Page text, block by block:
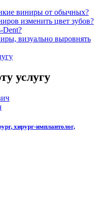
виниры от обычных?
изменить цвет зубов?
Dent?
визуально выровнять
услугу
хирург-имплантолог,